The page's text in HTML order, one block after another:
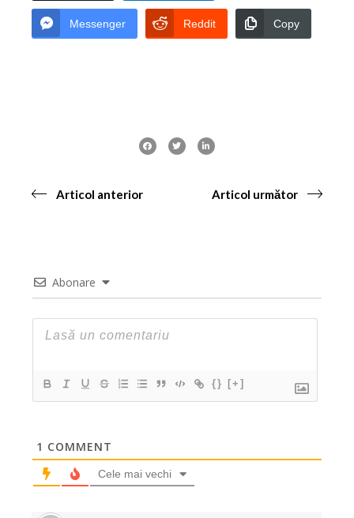
Messenger Reddit Copy
Articol anterior Articol următor
Abonare
{} [+]
1 COMMENT
Cele mai vechi